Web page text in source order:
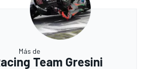
Más de
Team Gresini